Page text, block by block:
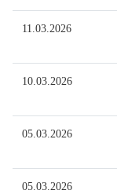
11.03.2026
10.03.2026
05.03.2026
05.03.2026